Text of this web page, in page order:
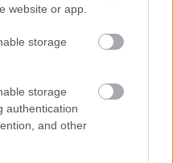
website or app.
storage
storage
authentication
and other
kép!